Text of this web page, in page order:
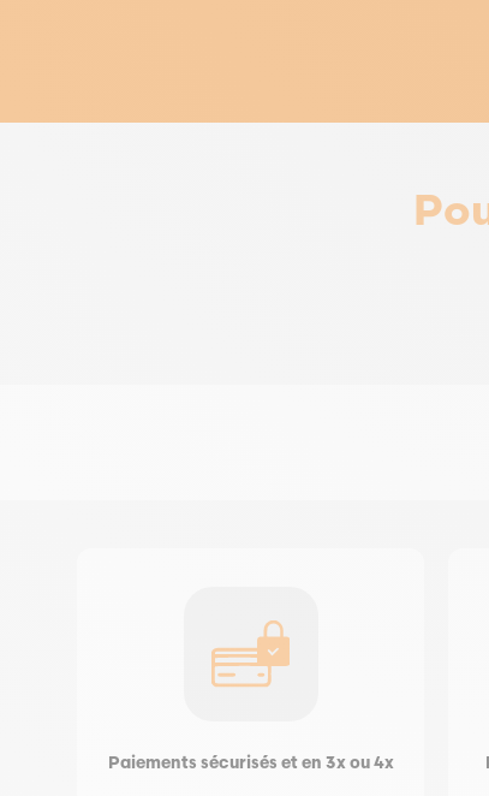
Paiements sécurisés et en 3x ou 4x